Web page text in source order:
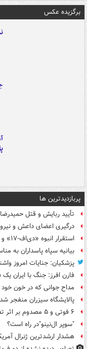
برگزیده عکس
پربازدیدترین ها
تأیید ربایش و قتل
درگیری اعضای داعش و
استقرار انبوه «دی‌اف‑۱۷» و پایان عصر پدافند آمریکا +عکس
بیانیه سپاه پاسداران به
پزشکیان: جنایات امروز
فارن افرز: جنگ با ایران
مداح جوانی که در خون
پالایشگاه سیزران منفجر شد
۶ فوتی و ۵ مصدوم بر اثر تصادف زنجیره‌ای
"سوپر ال‌نینو"در راه است؟
هشدار ارشدترین ژنرال